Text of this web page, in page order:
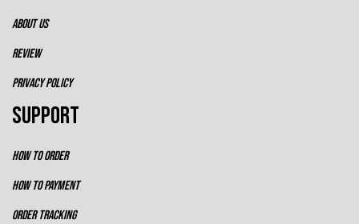
ABOUT US
REVIEW
PRIVACY POLICY
SUPPORT
HOW TO ORDER
HOW TO PAYMENT
ORDER TRACKING